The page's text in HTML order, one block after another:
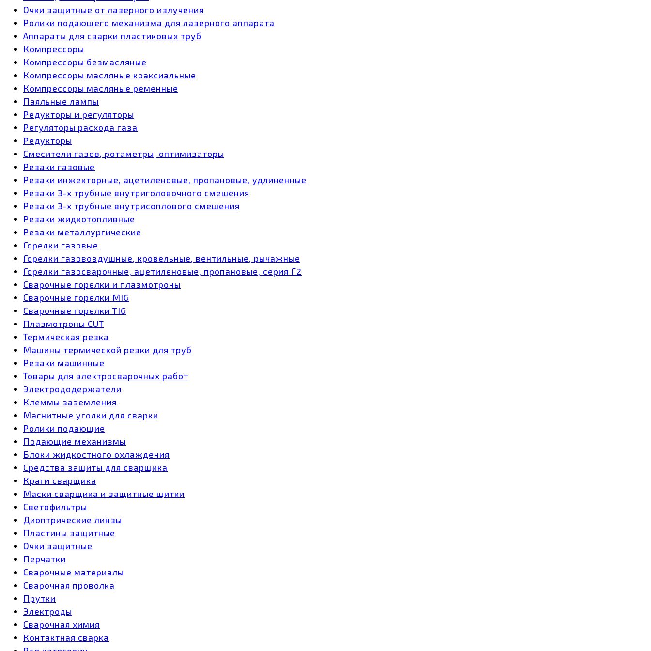
Очки защитные от лазерного излучения
Ролики подающего механизма для лазерного аппарата
Аппараты для сварки пластиковых труб
Компрессоры
Компрессоры безмасляные
Компрессоры масляные коаксиальные
Компрессоры масляные ременные
Паяльные лампы
Редукторы и регуляторы
Регуляторы расхода газа
Редукторы
Смесители газов, ротаметры, оптимизаторы
Резаки газовые
Резаки инжекторные, ацетиленовые, пропановые, удлиненные
Резаки 3-х трубные внутриголовочного смешения
Резаки 3-х трубные внутрисоплового смешения
Резаки жидкотопливные
Резаки металлургические
Горелки газовые
Горелки газовоздушные, кровельные, вентильные, рычажные
Горелки газосварочные, ацетиленовые, пропановые, серия Г2
Сварочные горелки и плазмотроны
Сварочные горелки MIG
Сварочные горелки TIG
Плазмотроны CUT
Термическая резка
Машины термической резки для труб
Резаки машинные
Товары для электросварочных работ
Электрододержатели
Клеммы заземления
Магнитные уголки для сварки
Ролики подающие
Подающие механизмы
Блоки жидкостного охлаждения
Средства защиты для сварщика
Краги сварщика
Маски сварщика и защитные щитки
Светофильтры
Диоптрические линзы
Пластины защитные
Очки защитные
Перчатки
Сварочные материалы
Сварочная проволка
Прутки
Электроды
Сварочная химия
Контактная сварка